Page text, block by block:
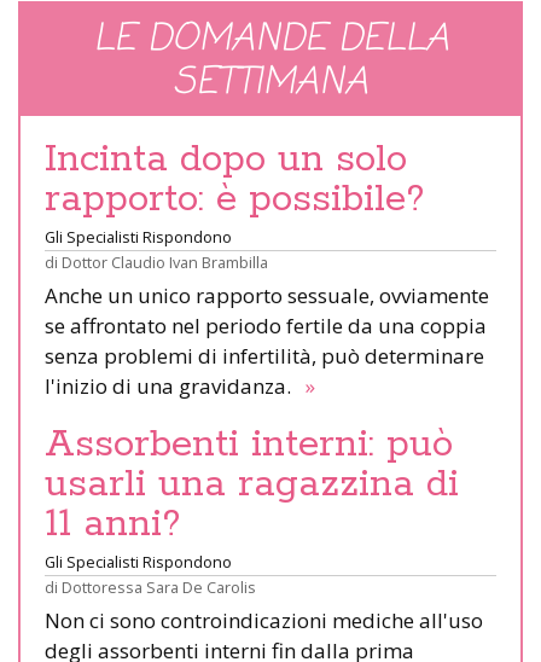
LE DOMANDE DELLA
SETTIMANA
Incinta dopo un solo
rapporto: è possibile?
Gli Specialisti Rispondono
di Dottor Claudio Ivan Brambilla
Anche un unico rapporto sessuale, ovviamente
se affrontato nel periodo fertile da una coppia
senza problemi di infertilità, può determinare
l'inizio di una gravidanza. »
Assorbenti interni: può
usarli una ragazzina di
11 anni?
Gli Specialisti Rispondono
di Dottoressa Sara De Carolis
Non ci sono controindicazioni mediche all'uso
degli assorbenti interni fin dalla prima